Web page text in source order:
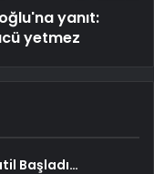
yanıt:
yetmez
Başladı…